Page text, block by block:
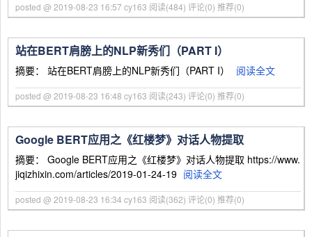
posted @ 2019-08-23 16:57 cy163 阅读(484) 评论(0) 推荐(0)
站在BERT肩膀上的NLP新秀们（PART I）
摘要： 站在BERT肩膀上的NLP新秀们（PART I） 阅读全文
posted @ 2019-08-23 16:48 cy163 阅读(243) 评论(0) 推荐(0)
Google BERT应用之《红楼梦》对话人物提取
摘要： Google BERT应用之《红楼梦》对话人物提取 https://www.
jiqizhixin.com/articles/2019-01-24-19 阅读全文
posted @ 2019-08-23 16:34 cy163 阅读(362) 评论(0) 推荐(0)